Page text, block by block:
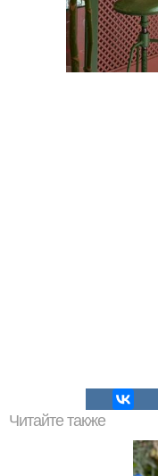
Читайте также